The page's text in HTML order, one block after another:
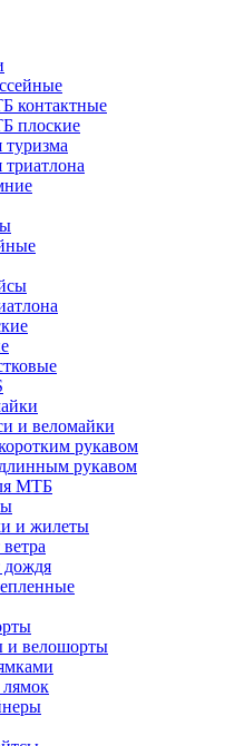
контактные
плоские
и веломайки
рукавом
рукавом
МТБ
и жилеты
дождя
и велошорты
лямок